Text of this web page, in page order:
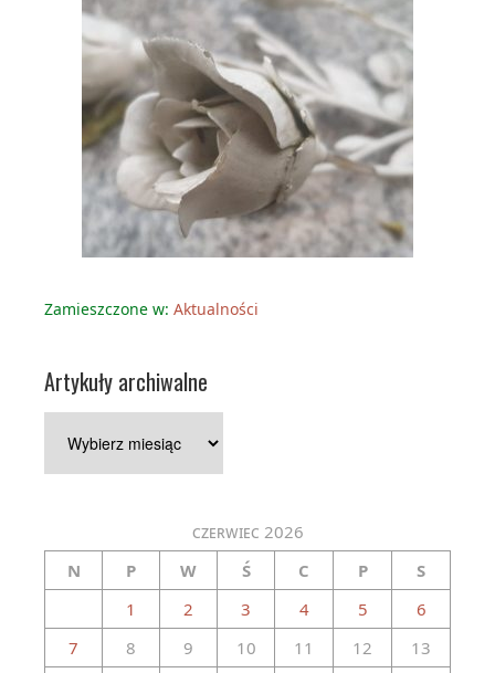
Zamieszczone w: Aktualności
Artykuły archiwalne
archiwalne
czerwiec 2026
N
P W Ś C P
S
1
2 3 4 5
6
7
8 9 10 11 12
13